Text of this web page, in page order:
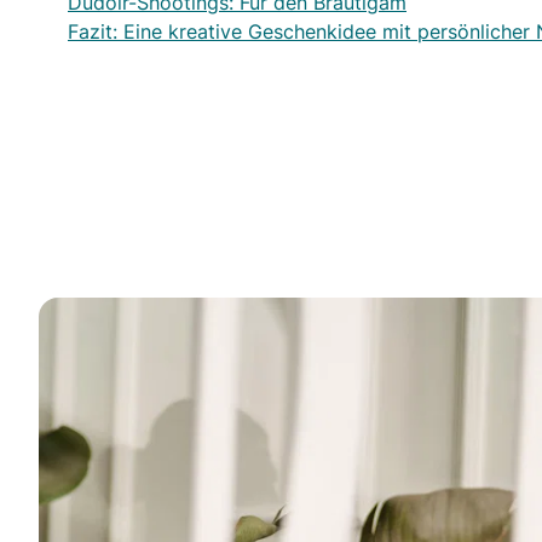
Fazit: Eine kreative Geschenkidee mit persönlicher